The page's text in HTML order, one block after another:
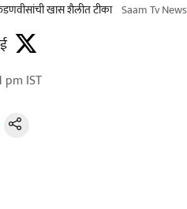
खास शैलीत टीका Saam Tv News
pm IST